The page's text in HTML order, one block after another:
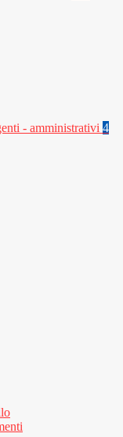
- amministrativi 4